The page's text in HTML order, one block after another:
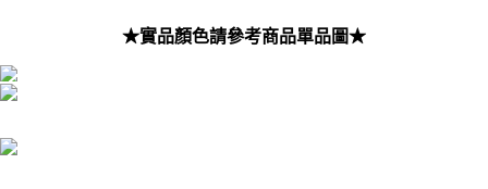
★實品顏色請參考商品單品圖★